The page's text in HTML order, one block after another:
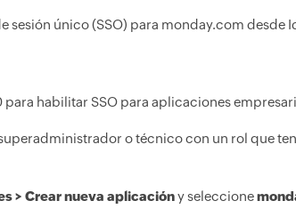
sesión único (SSO) para monday.com desde
habilitar SSO para aplicaciones
o técnico con un rol que
> Crear nueva aplicacióny seleccione